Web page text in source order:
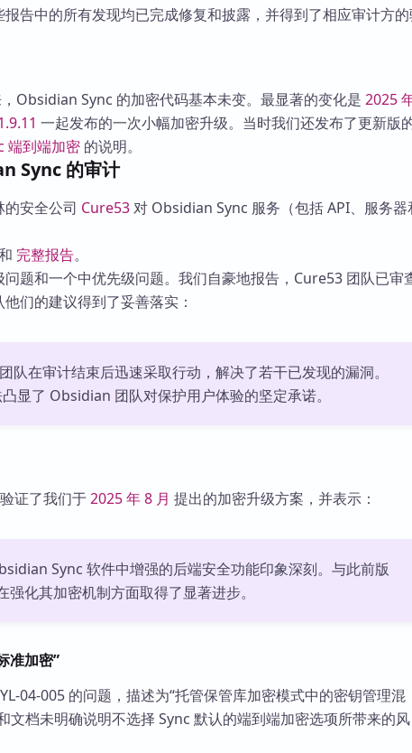
告中的所有发现均已完成修复和披露，并得到了相应审计方的
Obsidian Sync 的加密代码基本未变。最显著的变化是 2025
一起发布的一次小幅加密升级。当时我们还发布了更新版
端到端加密 的说明。
Sync 的审计
安全公司 Cure53对 Obsidian Sync 服务（包括 API、服务器
完整报告。
题和一个中优先级问题。我们自豪地报告，Cure53 团队已审
们的建议得到了妥善落实：
队在审计结束后迅速采取行动，解决了若干已发现的漏洞。
显了 Obsidian 团队对保护用户体验的坚定承诺。
证了我们于2025 年 8 月 提出的加密升级方案，并表示：
Sync 软件中增强的后端安全功能印象深刻。与此前版
化其加密机制方面取得了显著进步。
准加密”
04-005 的问题，描述为“托管保管库加密模式中的密钥管理混
文档未明确说明不选择 Sync 默认的端到端加密选项所带来的风